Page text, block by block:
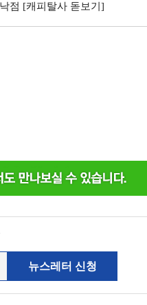
점 [캐피탈사 돋보기]
뉴스레터 신청